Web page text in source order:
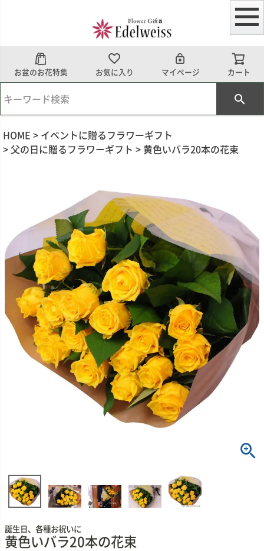
お盆のお花特集 お気に入り マイページ カート
HOME
イベントに贈るフラワーギフト
父の日に贈るフラワーギフト
黄色いバラ20本の花束
誕生日、各種お祝いに
黄色いバラ20本の花束